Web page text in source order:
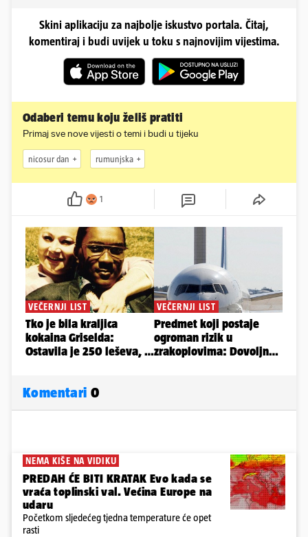
Skini aplikaciju za najbolje iskustvo portala. Čitaj,
komentiraj i budi uvijek u toku s najnovijim vijestima.
Odaberi temu koju želiš pratiti
Primaj sve nove vijesti o temi i budi u tijeku
nicosur dan rumunjska
1
Komentari 0
NEMA KIŠE NA VIDIKU
PREDAH ĆE BITI KRATAK Evo kada se
vraća toplinski val. Većina Europe na
udaru
Početkom sljedećeg tjedna temperature će opet
rasti